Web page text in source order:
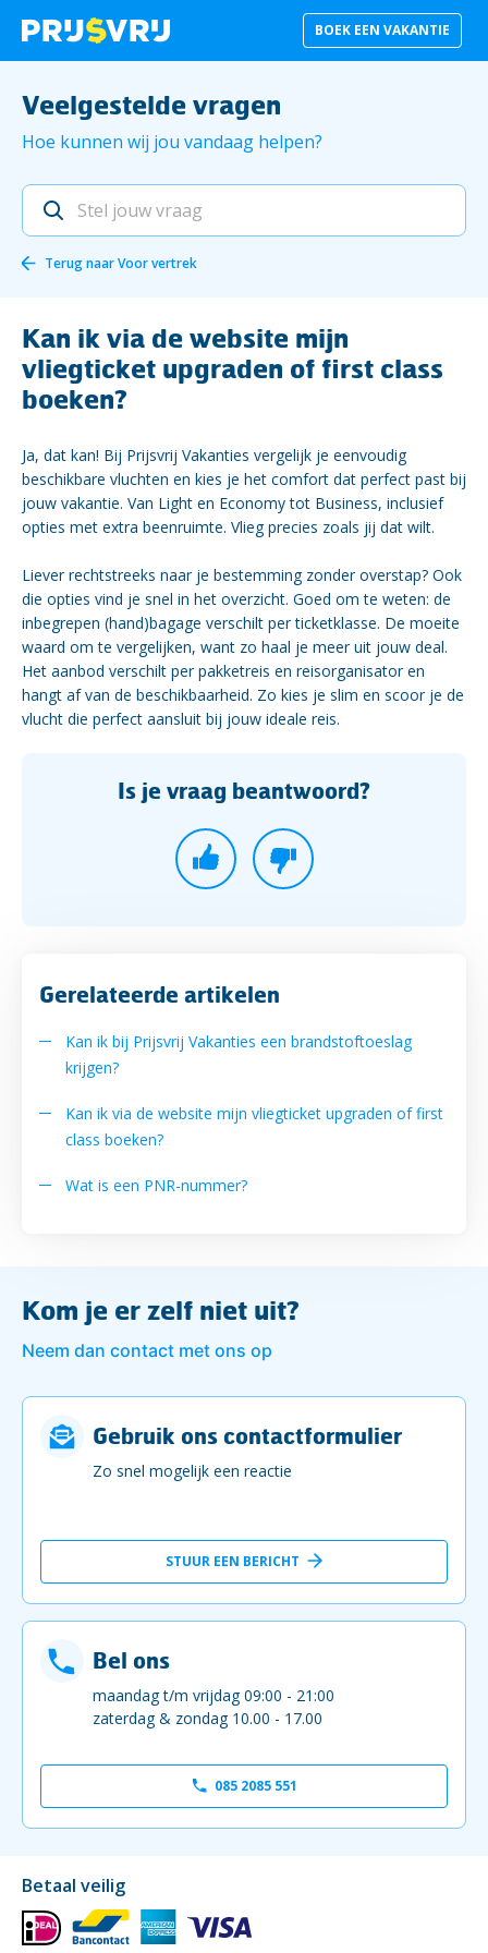
BOEK EEN VAKANTIE
Veelgestelde vragen
Hoe kunnen wij jou vandaag helpen?
Terug naarVoor vertrek
Kan ik via de website mijn
vliegticket upgraden of first class
boeken?
Ja, dat kan! Bij Prijsvrij Vakanties vergelijk je eenvoudig
beschikbare vluchten en kies je het comfort dat perfect past bij
jouw vakantie. Van Light en Economy tot Business, inclusief
opties met extra beenruimte. Vlieg precies zoals jij dat wilt.
Liever rechtstreeks naar je bestemming zonder overstap? Ook
die opties vind je snel in het overzicht. Goed om te weten: de
inbegrepen (hand)bagage verschilt per ticketklasse. De moeite
waard om te vergelijken, want zo haal je meer uit jouw deal.
Het aanbod verschilt per pakketreis en reisorganisator en
hangt af van de beschikbaarheid. Zo kies je slim en scoor je de
vlucht die perfect aansluit bij jouw ideale reis.
Is je vraag beantwoord?
Gerelateerde artikelen
Kan ik bij Prijsvrij Vakanties een brandstoftoeslag
krijgen?
Kan ik via de website mijn vliegticket upgraden of first
class boeken?
Wat is een PNR-nummer?
Kom je er zelf niet uit?
Neem dan contact met ons op
Gebruik ons contactformulier
Zo snel mogelijk een reactie
STUUR EEN BERICHT
Bel ons
maandag t/m vrijdag 09:00 - 21:00
zaterdag & zondag 10.00 - 17.00
085 2085 551
Betaal veilig